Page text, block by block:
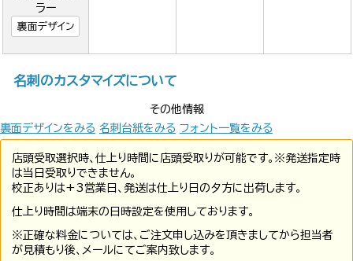
ラー
裏面デザイン
名刺のカスタマイズについて
その他情報
裏面デザインをみる 名刺台紙をみる フォント一覧をみる
店頭受取選択時、仕上り時間に店頭受取りが可能です。※発送指定時
は当日受取りできません。
校正ありは+3営業日、発送は仕上り日の夕方に出荷します。
仕上り時間は端末の日時設定を使用しております。
※正確な料金については、ご注文申し込みを頂きましてから担当者
が見積もり後、メールにてご案内致します。